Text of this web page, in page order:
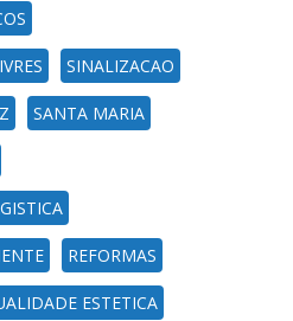
SINALIZACAO
SANTA MARIA
REFORMAS
ESTETICA